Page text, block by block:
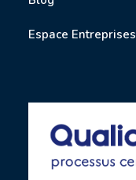
Espace Entreprises